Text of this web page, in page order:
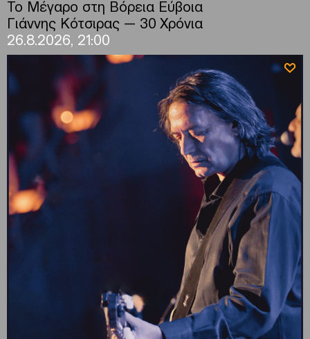
Το Μέγαρο στη Βόρεια Εύβοια
Γιάννης Κότσιρας — 30 Χρόνια
26.8.2026, 21:00